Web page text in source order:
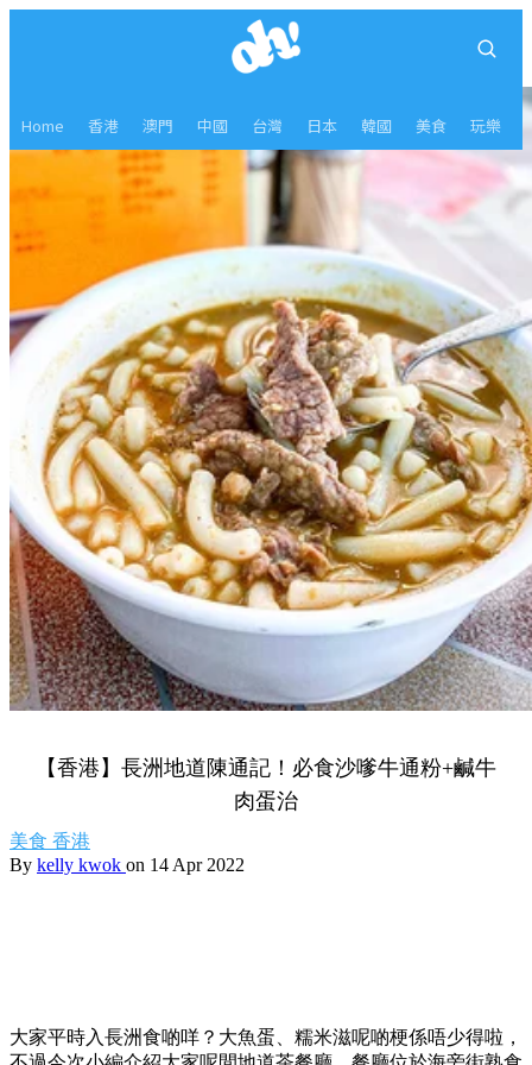
Home 香港 澳門 中國 台灣 日本 韓國 美食 玩樂
【香港】長洲地道陳通記！必食沙嗲牛通粉+鹹牛
肉蛋治
美食 香港
By kelly kwok on 14 Apr 2022
大家平時入長洲食啲咩？大魚蛋、糯米滋呢啲梗係唔少得啦，